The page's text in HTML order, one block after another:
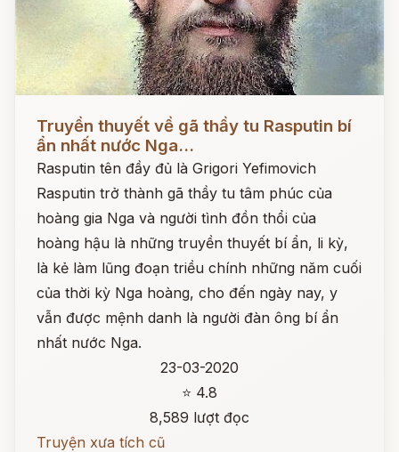
Đọc ngay
Truyền thuyết về gã thầy tu Rasputin bí
ẩn nhất nước Nga...
Rasputin tên đầy đủ là Grigori Yefimovich
Rasputin trở thành gã thầy tu tâm phúc của
hoàng gia Nga và người tình đồn thổi của
hoàng hậu là những truyền thuyết bí ẩn, li kỳ,
là kẻ làm lũng đoạn triều chính những năm cuối
của thời kỳ Nga hoàng, cho đến ngày nay, y
vẫn được mệnh danh là người đàn ông bí ẩn
nhất nước Nga.
23-03-2020
⭐ 4.8
8,589 lượt đọc
Truyện xưa tích cũ